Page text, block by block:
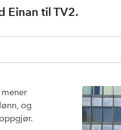
Einan til TV2.
og